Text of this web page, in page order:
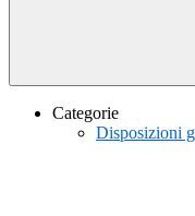
Categorie
Disposizioni